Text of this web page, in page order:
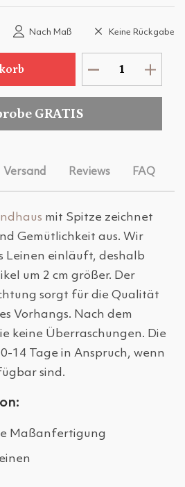
Nach Maß Keine Rückgabe
GRATIS
Versand Reviews FAQ
mit Spitze zeichnet
Gemütlichkeit aus. Wir
Leinen einläuft, deshalb
um 2 cm größer. Der
sorgt für die Qualität
Vorhangs. Nach dem
keine Überraschungen. Die
14 Tage in Anspruch, wenn
sind.
Maßanfertigung